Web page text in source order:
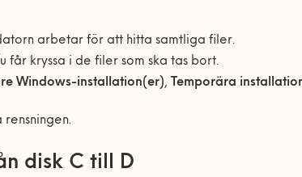
arbetar för att hitta samtliga filer.
kryssa i de filer som ska tas bort.
Windows-installation(er), Temporära
disk C till D